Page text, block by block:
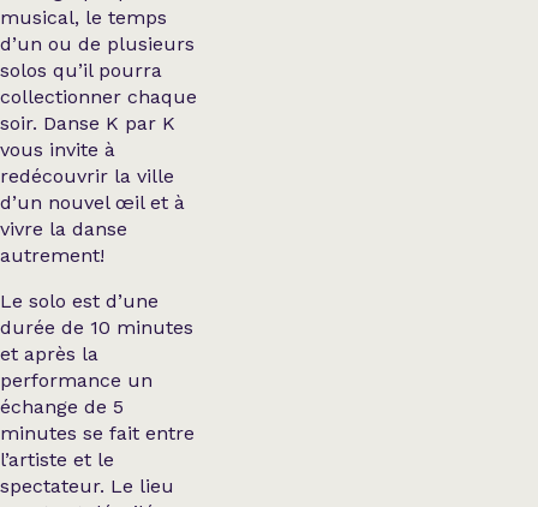
musical, le temps
d’un ou de plusieurs
solos qu’il pourra
collectionner chaque
soir. Danse K par K
vous invite à
redécouvrir la ville
d’un nouvel œil et à
vivre la danse
autrement!
Le solo est d’une
durée de 10 minutes
et après la
performance un
échange de 5
minutes se fait entre
l’artiste et le
spectateur. Le lieu